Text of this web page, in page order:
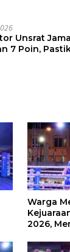
Unsrat
7 Poin,
Warga
2026,